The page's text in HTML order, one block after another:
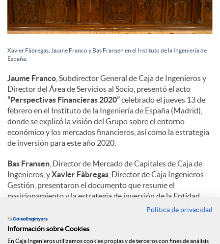
l
e
s
Xavier Fàbregas, Jaume Franco y Bas Fransen en el Instituto de la Ingeniería de
España.
Jaume Franco , Subdirector General de Caja de Ingenieros y
Director del Área de Servicios al Socio, presentó el acto
“Perspectivas Financieras 2020”celebrado el jueves 13 de
febrero en el Instituto de la Ingeniería de España (Madrid),
donde se explicó la visión del Grupo sobre el entorno
económico y los mercados financieros, así como la estrategia
de inversión para este año 2020.
Bas Fransen , Director de Mercado de Capitales de Caja de
Ingenieros, yXavier Fàbregas , Director de Caja Ingenieros
Gestión, presentaron el documento que resume el
posicionamiento y la estrategia de inversión de la Entidad
para 2020 y analiza los diferentes escenarios financieros y
factores de incertidumbre que estarán presentes durante
este año.
Política de privacidad
Información sobre Cookies
En Caja Ingenieros utilizamos cookies propias y de terceros con fines de análisis